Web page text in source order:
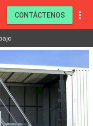
CONTÁCTENOS 